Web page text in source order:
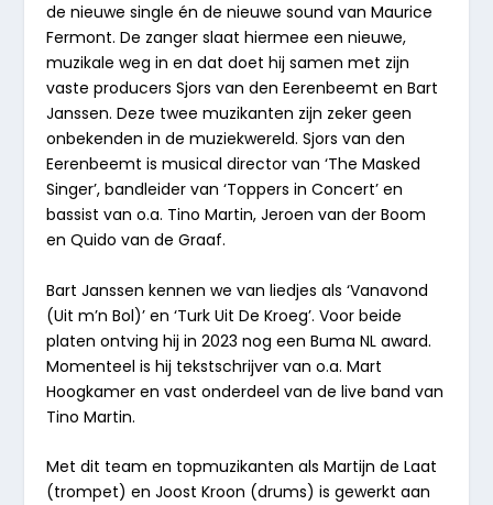
de nieuwe single én denieuwe soundvanMaurice
Fermont. De zanger slaat hiermee een nieuwe,
muzikale weg in en dat doet hij samen met zijn
vaste producersSjors van den EerenbeemtenBart
Janssen. Deze twee muzikanten zijn zeker geen
onbekenden in de muziekwereld.Sjors van den
Eerenbeemtis musical director van ‘The Masked
Singer’, bandleider van ‘Toppers in Concert’ en
bassist van o.a. Tino Martin, Jeroen van der Boom
en Quido van de Graaf.
Bart Janssenkennen we van liedjes als ‘Vanavond
(Uit m’n Bol)’ en ‘Turk Uit De Kroeg’. Voor beide
platen ontving hij in 2023 nog eenBuma NL award.
Momenteel is hij tekstschrijver van o.a.Mart
Hoogkameren vast onderdeel van de live band van
Tino Martin.
Met dit team en topmuzikanten alsMartijn de Laat
(trompet) enJoost Kroon (drums) is gewerkt aan